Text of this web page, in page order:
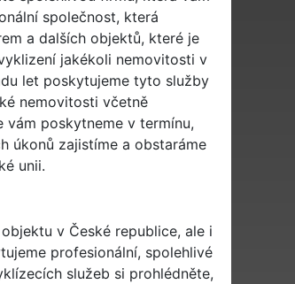
společnost, která
a dalších objektů, které je
jakékoli nemovitosti v
let poskytujeme tyto služby
nemovitosti včetně
vám poskytneme v termínu,
úkonů zajistíme a obstaráme
unii.
v České republice, ale i
profesionální, spolehlivé
služeb si prohlédněte,